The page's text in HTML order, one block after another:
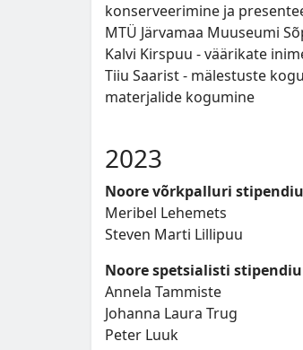
konserveerimine ja
MTÜ Järvamaa Muuseumi
Kalvi Kirspuu - väärikate
Tiiu Saarist - mälestuste
materjalide kogumine
2023
Noore võrkpalluri
Meribel Lehemets
Steven Marti Lillipuu
Noore spetsialisti
Annela Tammiste
Johanna Laura Trug
Peter Luuk